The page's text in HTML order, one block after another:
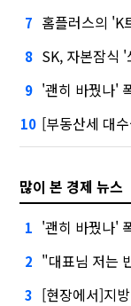
7 홈플러스의
8 SK, 자본잠식
9 '괜히 바꿨나' 폭
10 [부동산세 대
많이 본 경제 뉴스
1 '괜히 바꿨나' 폭
2 "대표님 저는
3 [현장에서]지방 이